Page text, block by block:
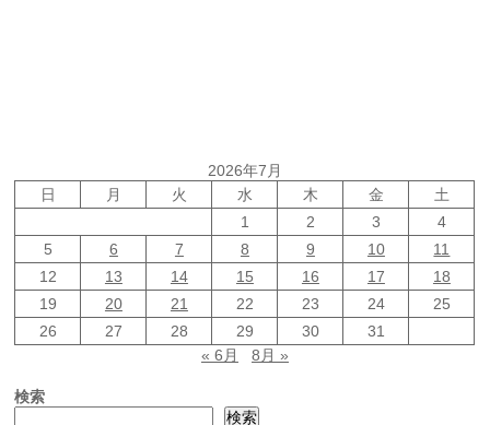
2026年7月
日
月 火 水 木 金
土
1
2 3
4
5
6 7 8 9 10
11
12
13 14 15 16 17
18
19
20 21 22 23 24
25
26
27 28 29 30
31
« 6月
8月 »
検索
検索